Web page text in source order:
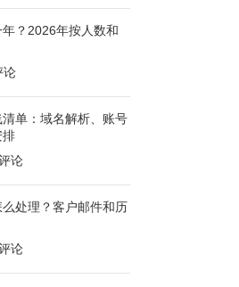
？2026年按人数和
论
单：域名解析、账号
排
论
处理？客户邮件和历
论